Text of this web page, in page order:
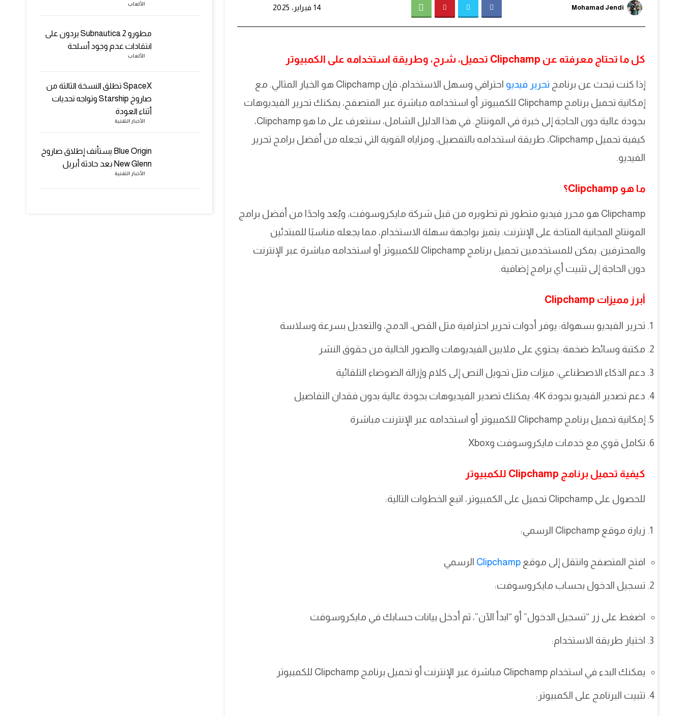
Mohamad Jendi 14 فبراير، 2025
كل ما تحتاج معرفته عن Clipchamp تحميل، شرح، وطريقة استخدامه على الكمبيوتر
إذا كنت تبحث عن برنامج تحرير فيديو
احترافي وسهل الاستخدام، فإن Clipchamp هو الخيار المثالي. مع
إمكانية تحميل برنامج Clipchamp للكمبيوتر أو استخدامه مباشرة عبر المتصفح، يمكنك تحرير الفيديوهات
بجودة عالية دون الحاجة إلى خبرة في المونتاج. في هذا الدليل الشامل، سنتعرف على ما هو Clipchamp،
كيفية تحميل Clipchamp، طريقة استخدامه بالتفصيل، ومزاياه القوية التي تجعله من أفضل برامج تحرير
الفيديو.
ما هو Clipchamp؟
Clipchamp هو محرر فيديو متطور تم تطويره من قبل شركة مايكروسوفت، ويُعد واحدًا من أفضل برامج
المونتاج المجانية المتاحة على الإنترنت. يتميز بواجهة سهلة الاستخدام، مما يجعله مناسبًا للمبتدئين
والمحترفين. يمكن للمستخدمين تحميل برنامج Clipchamp للكمبيوتر أو استخدامه مباشرة عبر الإنترنت
دون الحاجة إلى تثبيت أي برامج إضافية.
أبرز مميزات Clipchamp
تحرير الفيديو بسهولة: يوفر أدوات تحرير احترافية مثل القص، الدمج، والتعديل بسرعة وسلاسة
مكتبة وسائط ضخمة: يحتوي على ملايين الفيديوهات والصور الخالية من حقوق النشر
دعم الذكاء الاصطناعي: ميزات مثل تحويل النص إلى كلام وإزالة الضوضاء التلقائية
دعم تصدير الفيديو بجودة 4K: يمكنك تصدير الفيديوهات بجودة عالية بدون فقدان التفاصيل
إمكانية تحميل برنامج Clipchamp للكمبيوتر أو استخدامه عبر الإنترنت مباشرة
تكامل قوي مع خدمات مايكروسوفت وXbox
كيفية تحميل برنامج Clipchamp للكمبيوتر
للحصول على Clipchamp تحميل على الكمبيوتر، اتبع الخطوات التالية:
زيارة موقع Clipchamp الرسمي:
افتح المتصفح وانتقل إلى موقع Clipchamp الرسمي
تسجيل الدخول بحساب مايكروسوفت:
اضغط على زر “تسجيل الدخول” أو “ابدأ الآن”، ثم أدخل بيانات حسابك في مايكروسوفت
اختيار طريقة الاستخدام:
يمكنك البدء في استخدام Clipchamp مباشرة عبر الإنترنت أو تحميل برنامج Clipchamp للكمبيوتر
تثبيت البرنامج على الكمبيوتر:
الألعاب
مطورو Subnautica 2 يردون على
انتقادات عدم وجود أسلحة
الألعاب
SpaceX تطلق النسخة الثالثة من
صاروخ Starship وتواجه تحديات
أثناء العودة
الأخبار التقنية
Blue Origin يستأنف إطلاق صاروخ
New Glenn بعد حادثة أبريل
الأخبار التقنية